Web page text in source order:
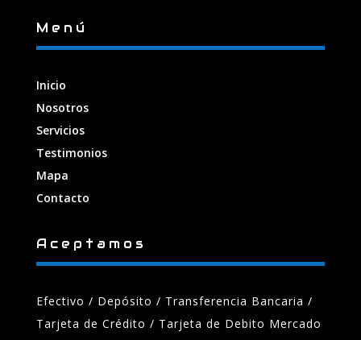
Menú
Inicio
Nosotros
Servicios
Testimonios
Mapa
Contacto
Aceptamos
Efectivo / Depósito / Transferencia Bancaria /
Tarjeta de Crédito / Tarjeta de Debito Mercado